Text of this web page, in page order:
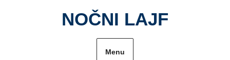
NOČNI LAJF
Menu